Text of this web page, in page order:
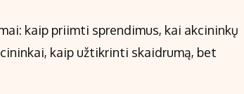
kaip priimti sprendimus, kai akcininkų
kaip užtikrinti skaidrumą, bet